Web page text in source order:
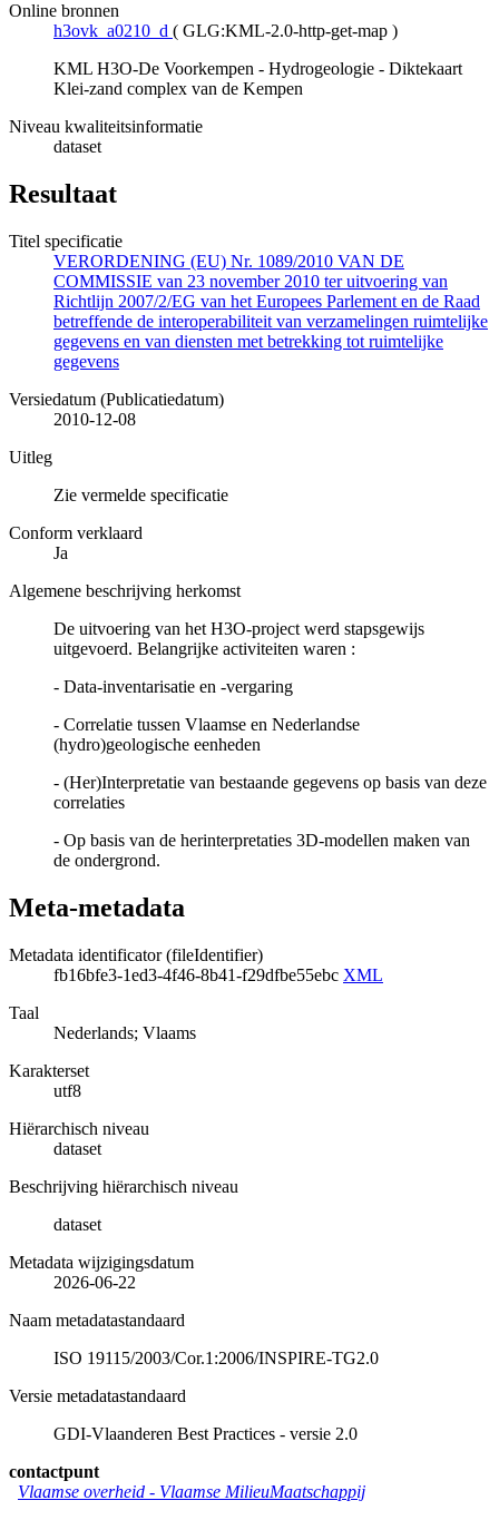
Online bronnen
h3ovk_a0210_d ( GLG:KML-2.0-http-get-map )
KML H3O-De Voorkempen - Hydrogeologie - Diktekaart
Klei-zand complex van de Kempen
Niveau kwaliteitsinformatie
dataset
Resultaat
Titel specificatie
VERORDENING (EU) Nr. 1089/2010 VAN DE
COMMISSIE van 23 november 2010 ter uitvoering van
Richtlijn 2007/2/EG van het Europees Parlement en de Raad
betreffende de interoperabiliteit van verzamelingen ruimtelijke
gegevens en van diensten met betrekking tot ruimtelijke
gegevens
Versiedatum (Publicatiedatum)
2010-12-08
Uitleg
Zie vermelde specificatie
Conform verklaard
Ja
Algemene beschrijving herkomst
De uitvoering van het H3O-project werd stapsgewijs
uitgevoerd. Belangrijke activiteiten waren :
- Data-inventarisatie en -vergaring
- Correlatie tussen Vlaamse en Nederlandse
(hydro)geologische eenheden
- (Her)Interpretatie van bestaande gegevens op basis van deze
correlaties
- Op basis van de herinterpretaties 3D-modellen maken van
de ondergrond.
Meta-metadata
Metadata identificator (fileIdentifier)
fb16bfe3-1ed3-4f46-8b41-f29dfbe55ebc XML
Taal
Nederlands; Vlaams
Karakterset
utf8
Hiërarchisch niveau
dataset
Beschrijving hiërarchisch niveau
dataset
Metadata wijzigingsdatum
2026-06-22
Naam metadatastandaard
ISO 19115/2003/Cor.1:2006/INSPIRE-TG2.0
Versie metadatastandaard
GDI-Vlaanderen Best Practices - versie 2.0
contactpunt
Vlaamse overheid - Vlaamse MilieuMaatschappij